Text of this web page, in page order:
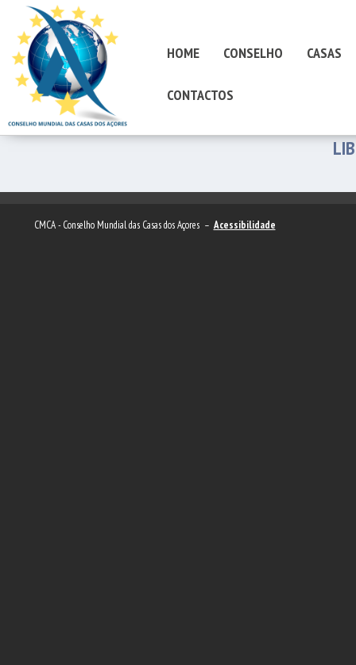
HOME CONSELHO CASAS
CONTACTOS
CMCA - Conselho Mundial das Casas dos Açores – Acessibilidade